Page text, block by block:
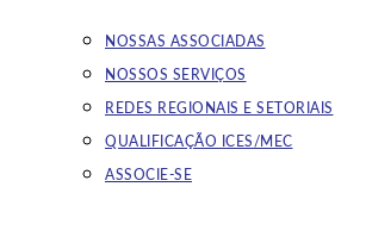
NOSSAS ASSOCIADAS
NOSSOS SERVIÇOS
REDES REGIONAIS E SETORIAIS
QUALIFICAÇÃO ICES/MEC
ASSOCIE-SE